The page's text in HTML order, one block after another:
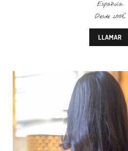
Española
Desde 200€
LLAMAR